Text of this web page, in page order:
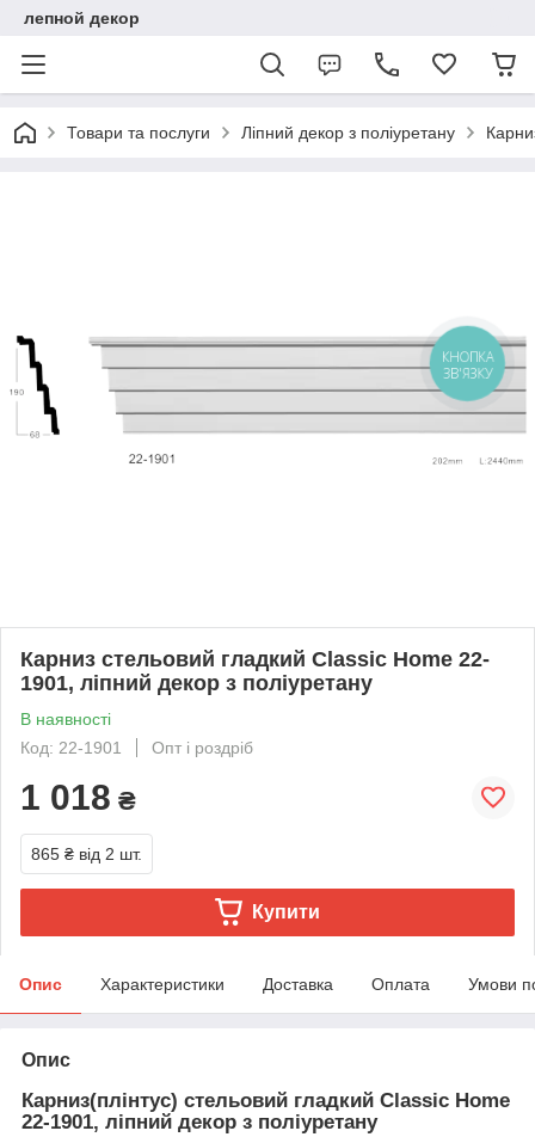
лепной декор
Товари та послуги Ліпний декор з поліуретану
Карниз стельовий гладкий Classic Home 22-
1901, ліпний декор з поліуретану
В наявності
Код: 22-1901
Опт і роздріб
1 018 ₴
865 ₴ від 2 шт.
Купити
Опис Характеристики Доставка Оплата Умови
Опис
Карниз(плінтус) стельовий гладкий Classic Home
22-1901, ліпний декор з поліуретану
КНОПКА
ЗВ'ЯЗКУ